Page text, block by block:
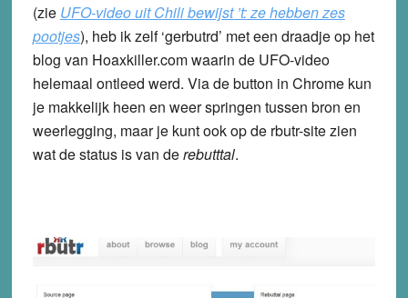
(zie UFO-video uit Chili bewijst ’t: ze hebben zes
pootjes), heb ik zelf ‘gerbutrd’ met een draadje op het
blog van Hoaxkiller.com waarin de UFO-video
helemaal ontleed werd. Via de button in Chrome kun
je makkelijk heen en weer springen tussen bron en
weerlegging, maar je kunt ook op de rbutr-site zien
wat de status is van derebutttal.